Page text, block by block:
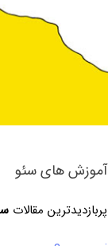
آموزش های سئو
پربازدیدترین مقالات